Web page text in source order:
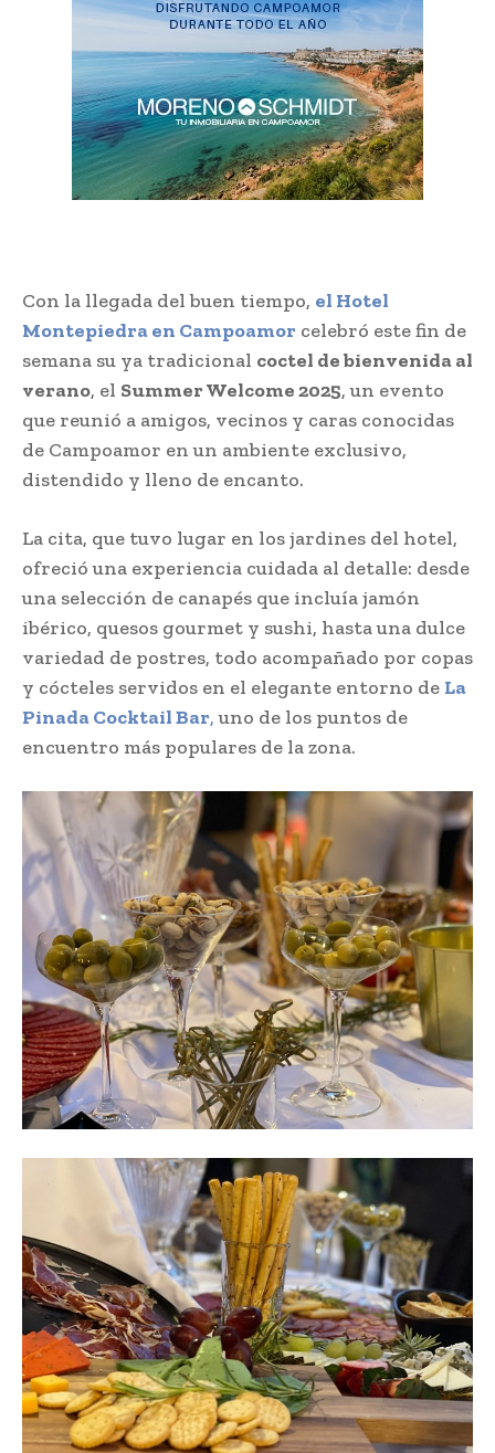
Con la llegada del buen tiempo, el Hotel
Montepiedra en Campoamor celebró este fin de
semana su ya tradicional coctel de bienvenida al
verano, el Summer Welcome 2025, un evento
que reunió a amigos, vecinos y caras conocidas
de Campoamor en un ambiente exclusivo,
distendido y lleno de encanto.
La cita, que tuvo lugar en los jardines del hotel,
ofreció una experiencia cuidada al detalle: desde
una selección de canapés que incluía jamón
ibérico, quesos gourmet y sushi, hasta una dulce
variedad de postres, todo acompañado por copas
y cócteles servidos en el elegante entorno de La
Pinada Cocktail Bar,uno de los puntos de
encuentro más populares de la zona.